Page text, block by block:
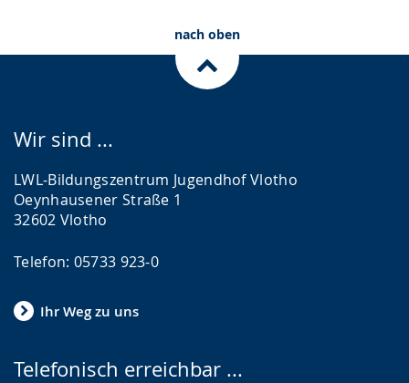
nach oben
Wir sind ...
LWL-Bildungszentrum Jugendhof Vlotho
Oeynhausener Straße 1
32602 Vlotho
Telefon: 05733 923-0
Ihr Weg zu uns
Telefonisch erreichbar ...